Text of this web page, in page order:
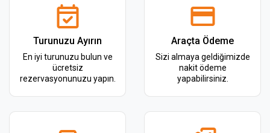
Turunuzu Ayırın
En iyi turunuzu bulun ve
ücretsiz
rezervasyonunuzu yapın.
Araçta Ödeme
Sizi almaya geldiğimizde
nakit ödeme
yapabilirsiniz.